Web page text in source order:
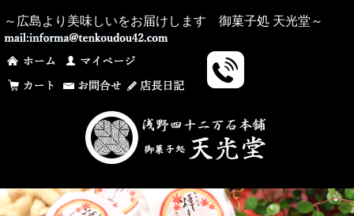
～広島より美味しいをお届けします 御菓子処 天光堂～